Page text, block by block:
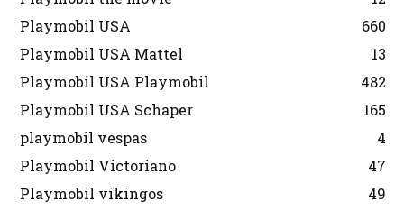
Playmobil USA
660
Playmobil USA Mattel
13
Playmobil USA Playmobil
482
Playmobil USA Schaper
165
playmobil vespas
4
Playmobil Victoriano
47
Playmobil vikingos
49